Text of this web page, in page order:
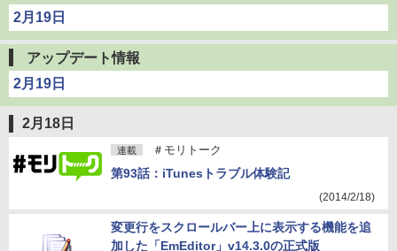
2月19日
アップデート情報
2月19日
2月18日
連載 ＃モリトーク
第93話：iTunesトラブル体験記
(2014/2/18)
変更行をスクロールバー上に表示する機能を追
加した「EmEditor」v14.3.0の正式版